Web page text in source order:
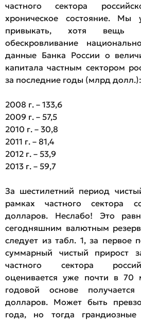
частного сектора
хроническое состояние.
привыкать, хотя вещь
обескровливание
данные Банка России о
капитала частным сектором
за последние годы (млрд долл.):
2008 г. – 133,6
2009 г. – 57,5
2010 г. – 30,8
2011 г. – 81,4
2012 г. – 53,9
2013 г. – 59,7
За шестилетний период
рамках частного сектора
долларов. Неслабо! Это
сегодняшним валютным
следует из табл. 1, за первое
суммарный чистый прирост
частного сектора
оценивается уже почти в 70
годовой основе
долларов. Может быть
года, но тогда грандиозные